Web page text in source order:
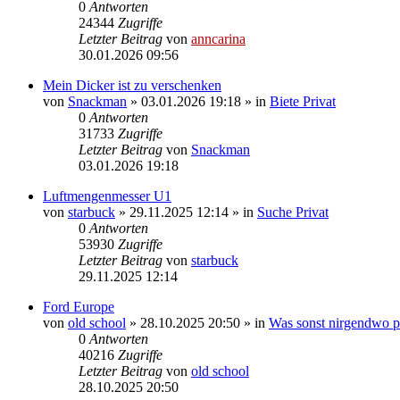
0 Antworten
24344 Zugriffe
Letzter Beitrag von anncarina
30.01.2026 09:56
Mein Dicker ist zu verschenken
von Snackman » 03.01.2026 19:18 » in Biete Privat
0 Antworten
31733 Zugriffe
Letzter Beitrag von Snackman
03.01.2026 19:18
Luftmengenmesser U1
von starbuck » 29.11.2025 12:14 » in Suche Privat
0 Antworten
53930 Zugriffe
Letzter Beitrag von starbuck
29.11.2025 12:14
Ford Europe
von old school » 28.10.2025 20:50 » in Was sonst nirgendwo
0 Antworten
40216 Zugriffe
Letzter Beitrag von old school
28.10.2025 20:50